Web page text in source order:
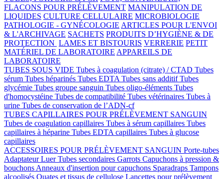
FLACONS POUR PRÉLÈVEMENT MANIPULATION DE
LIQUIDES CULTURE CELLULAIRE MICROBIOLOGIE
PATHOLOGIE - GYNÉCOLOGIE ARTICLES POUR L'ENVOI
& L'ARCHIVAGE SACHETS PRODUITS D’HYGIÈNE & DE
PROTECTION LAMES ET BISTOURIS VERRERIE PETIT
MATÉRIEL DE LABORATOIRE APPAREILS DE
LABORATOIRE
TUBES SOUS VIDE Tubes à coagulation (citrate) / CTAD Tubes
sérum Tubes héparinés Tubes EDTA Tubes sans additifTubes
glycémie Tubes groupe sanguin Tubes oligo-éléments Tubes
d'homocystéine Tubes de compatibilité Tubes vétérinaires Tubes à
urine Tubes de conservation de l’ADN-cf
TUBES CAPILLAIRES POUR PRÉLÈVEMENT SANGUIN
Tubes de coagulation capillaires Tubes à sérum capillaires Tubes
capillaires à héparine Tubes EDTA capillaires Tubes à glucose
capillaires
ACCESSOIRES POUR PRÉLÈVEMENT SANGUIN Porte-tubes
Adaptateur LuerTubes secondaires Garrots Capuchons à pression &
bouchons Anneaux d'insertion pour capuchons Sparadraps Tampons
alcoolisés Ouates et tissus de cellulose Lancettes pour prélèvement